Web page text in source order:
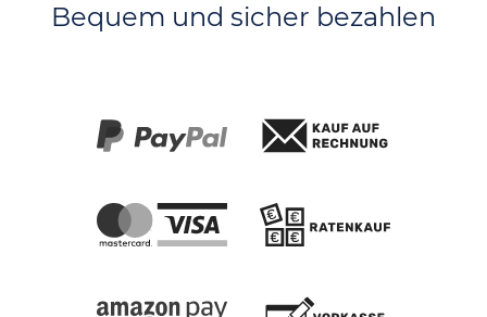
Bequem und sicher bezahlen